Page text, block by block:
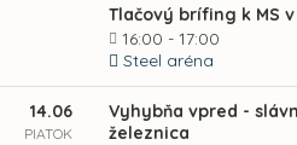
Tlačový brífing k MS
16:00 - 17:00
Steel aréna
14.06
PIATOK
Vyhybňa vpred -
železnica